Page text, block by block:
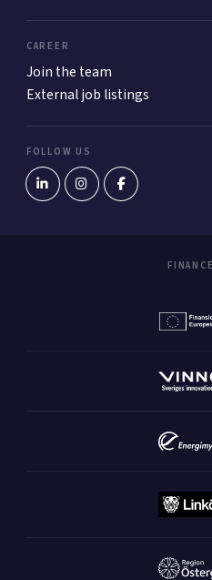
CAREER
Join the team
External job listings
FOLLOW US